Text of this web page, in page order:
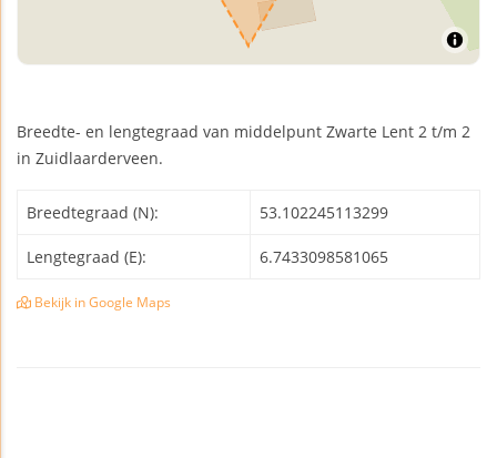
Breedte- en lengtegraad van middelpunt Zwarte Lent 2 t/m 2
in Zuidlaarderveen.
Breedtegraad (N): 53.102245113299
Lengtegraad (E): 6.7433098581065
Bekijk in Google Maps